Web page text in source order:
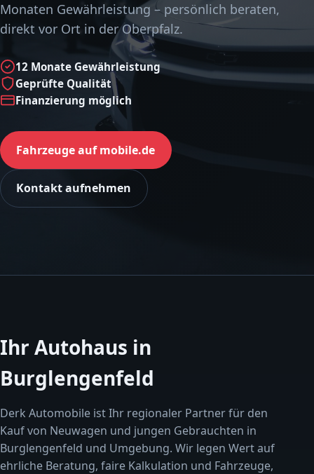
Monaten Gewährleistung – persönlich beraten,
direkt vor Ort in der Oberpfalz.
12 Monate Gewährleistung
Geprüfte Qualität
Finanzierung möglich
Fahrzeuge auf mobile.de
Kontakt aufnehmen
Ihr Autohaus in
Burglengenfeld
Derk Automobile ist Ihr regionaler Partner für den
Kauf von Neuwagen und jungen Gebrauchten in
Burglengenfeld und Umgebung. Wir legen Wert auf
ehrliche Beratung, faire Kalkulation und Fahrzeuge,